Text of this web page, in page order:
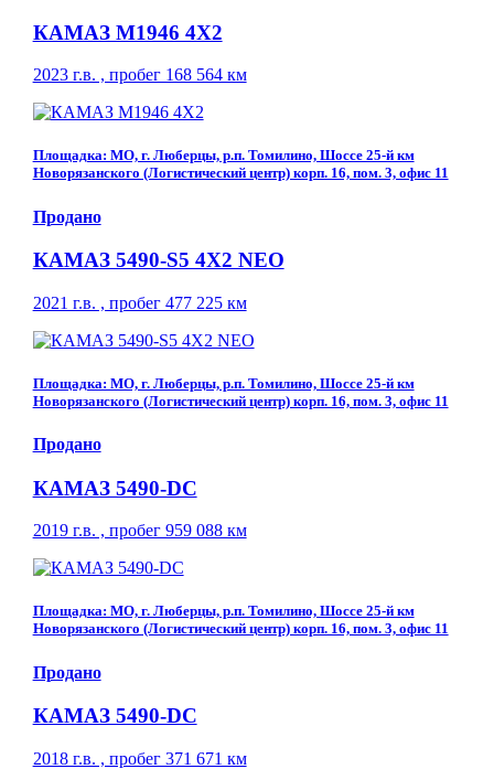
КАМАЗ М1946 4Х2
2023 г.в. , пробег 168 564 км
Площадка: МО, г. Люберцы, р.п. Томилино, Шоссе 25-й км
Новорязанского (Логистический центр) корп. 16, пом. 3, офис 11
Продано
КАМАЗ 5490-S5 4Х2 NEO
2021 г.в. , пробег 477 225 км
Площадка: МО, г. Люберцы, р.п. Томилино, Шоссе 25-й км
Новорязанского (Логистический центр) корп. 16, пом. 3, офис 11
Продано
КАМАЗ 5490-DC
2019 г.в. , пробег 959 088 км
Площадка: МО, г. Люберцы, р.п. Томилино, Шоссе 25-й км
Новорязанского (Логистический центр) корп. 16, пом. 3, офис 11
Продано
КАМАЗ 5490-DC
2018 г.в. , пробег 371 671 км